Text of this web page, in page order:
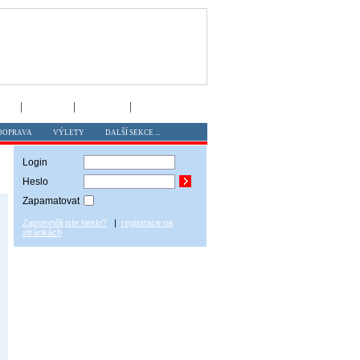
VÝLETY DALŠÍ SEKCE ...
Login
Heslo
Zapamatovat
Zapomněli jste heslo?|
registrace na
stránkách